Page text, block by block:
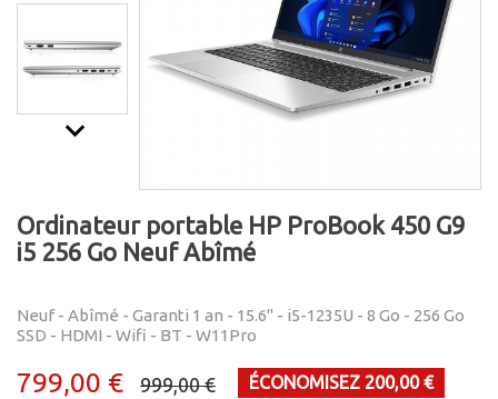
keyboard_arrow_downt
Ordinateur portable HP ProBook 450 G9
i5 256 Go Neuf Abîmé
Neuf - Abîmé - Garanti 1 an - 15.6" - i5-1235U - 8 Go - 256 Go
SSD - HDMI - Wifi - BT - W11Pro
799,00 € 999,00 € ÉCONOMISEZ 200,00 €